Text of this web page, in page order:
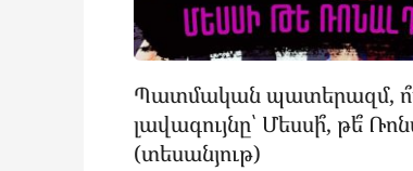
Պատմական պատերազմ,
լավագույնը՝ Մեսսի՞, թե՞
(տեսանյութ)